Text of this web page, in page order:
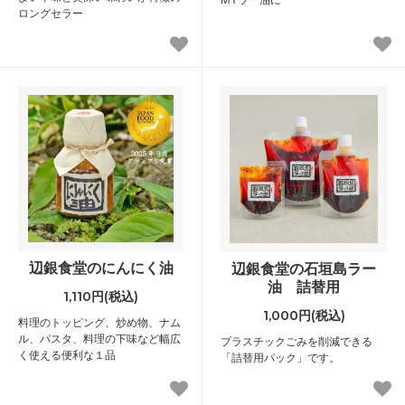
ロングセラー
辺銀食堂のにんにく油
1,110円(税込)
料理のトッピング、炒め物、ナム
ル、パスタ、料理の下味など幅広
く使える便利な１品
辺銀食堂の石垣島ラー
油 詰替用
1,000円(税込)
プラスチックごみを削減できる
「詰替用パック」です。